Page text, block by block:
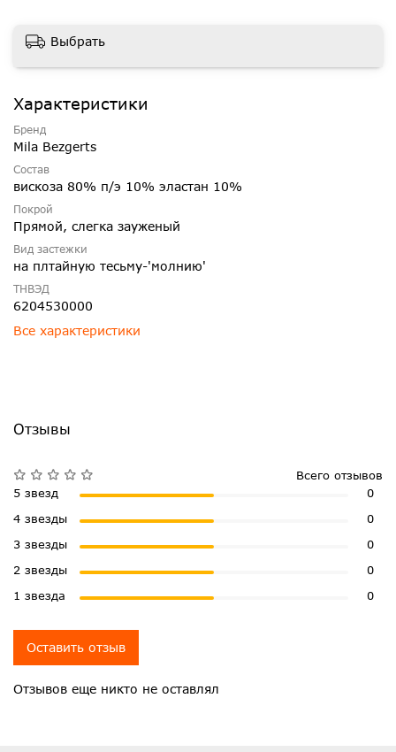
Выбрать
Характеристики
Бренд
Mila Bezgerts
Состав
вискоза 80% п/э 10% эластан 10%
Покрой
Прямой, слегка зауженый
Вид застежки
на плтайную тесьму-'молнию'
ТНВЭД
6204530000
Все характеристики
Отзывы
Отзывов еще никто не оставлял
Всего отзывов
5 звезд
0
4 звезды
0
3 звезды
0
2 звезды
0
1 звезда
0
Оставить отзыв